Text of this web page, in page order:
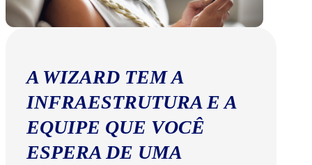
A WIZARD TEM A
INFRAESTRUTURA E A
EQUIPE QUE VOCÊ
ESPERA DE UMA